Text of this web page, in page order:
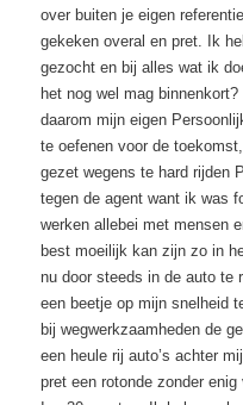
over buiten je eigen
gekeken overal en pret. Ik
gezocht en bij alles wat ik
het nog wel mag
daarom mijn eigen
te oefenen voor de
gezet wegens te hard rijden
tegen de agent want ik was
werken allebei met mensen
best moeilijk kan zijn zo in
nu door steeds in de auto te
een beetje op mijn snelheid
bij wegwerkzaamheden de
een heule rij auto’s achter
pret een rotonde zonder